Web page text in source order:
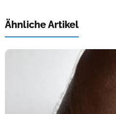
Ähnliche Artikel